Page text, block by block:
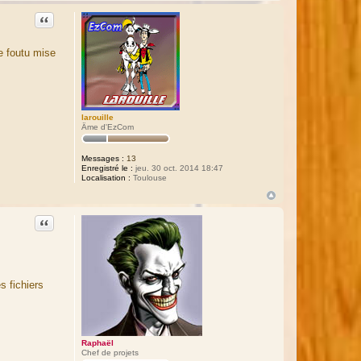
larouille
Âme d'EzCom
Messages : 13
Enregistré le : jeu. 30 oct. 2014 18:47
Localisation : Toulouse
Citation
foutu mise
Raphaël
Chef de projets
Citation
fichiers